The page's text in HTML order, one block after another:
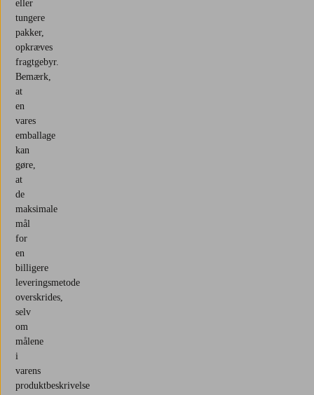
eller
tungere
pakker,
opkræves
fragtgebyr.
Bemærk,
at
en
vares
emballage
kan
gøre,
at
de
maksimale
mål
for
en
billigere
leveringsmetode
overskrides,
selv
om
målene
i
varens
produktbeskrivelse